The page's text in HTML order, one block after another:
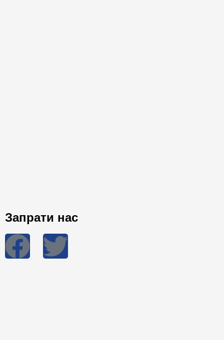
Запрати нас